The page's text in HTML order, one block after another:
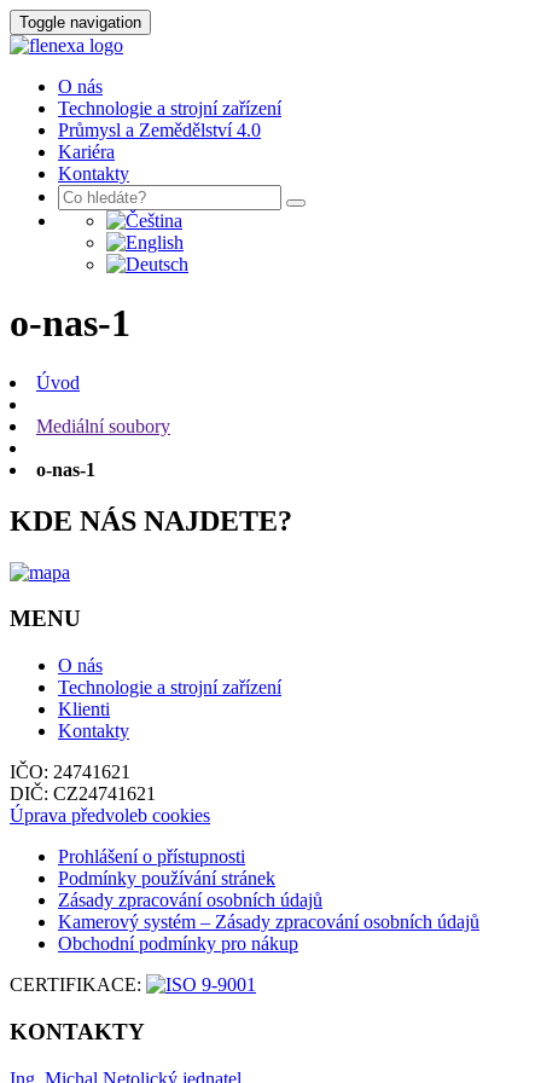
Toggle navigation
O nás
Technologie a strojní zařízení
Průmysl a Zemědělství 4.0
Kariéra
Kontakty
o-nas-1
Úvod
Mediální soubory
o-nas-1
KDE NÁS NAJDETE?
MENU
O nás
Technologie a strojní zařízení
Klienti
Kontakty
IČO: 24741621
DIČ: CZ24741621
Úprava předvoleb cookies
Prohlášení o přístupnosti
Podmínky používání stránek
Zásady zpracování osobních údajů
Kamerový systém – Zásady zpracování osobních údajů
Obchodní podmínky pro nákup
CERTIFIKACE:
KONTAKTY
Ing. Michal Netolický jednatel